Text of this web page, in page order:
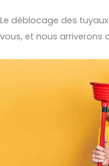
Le déblocage des
vous, et nous arriverons